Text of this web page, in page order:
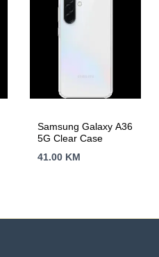
Samsung Galaxy A36
5G Clear Case
41.00 KM